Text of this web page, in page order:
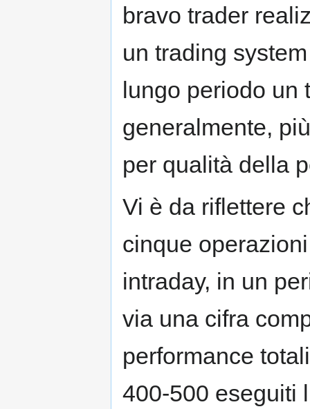
bravo trader
un trading
lungo periodo
generalmente,
per qualità della
Vi è da riflettere
cinque
intraday, in un
via una cifra
performance
400-500 eseguiti